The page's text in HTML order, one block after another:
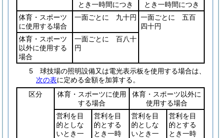
とき一時間につき
とき一時間につき
体育・スポーツ
に使用する場合
一面ごとに 九十円
一面ごとに 五百
四十円
体育・スポーツ
以外に使用する
場合
一面ごとに 百八十
円
5 球技場の照明設備又は電光表示板を使用する場合は、
次の表に定める金額を加算する。
区分
体育・スポーツに使用
する場合
体育・スポーツ以外に
使用する場合
営利を目
的としな
いとき一
営利を目
的とする
とき一時
営利を目
的としな
いとき一
営利を目
的とする
とき一時